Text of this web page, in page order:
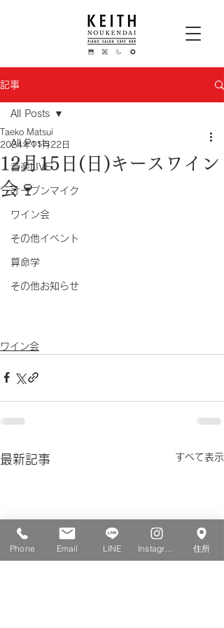
記事
All Posts
音楽LIVE
オープンマイク
ワイン会
その他イベント
算命学
その他お知らせ
All Posts
12月15日(日)キースワイン
会🍷
Taeko Matsui
2024年11月22日
ワイン会
最新記事 すべて表示
Phone Email LINE 住所